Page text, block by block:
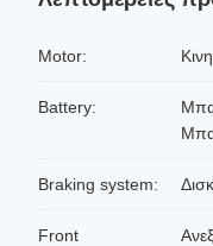
Motor:
Battery:
Braking system:
Front